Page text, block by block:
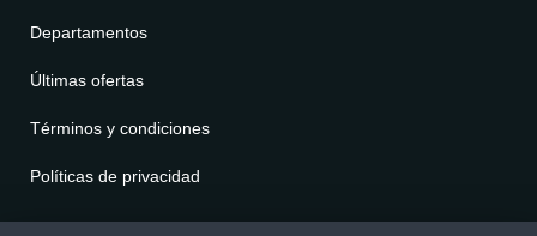
Departamentos
Últimas ofertas
Términos y condiciones
Políticas de privacidad